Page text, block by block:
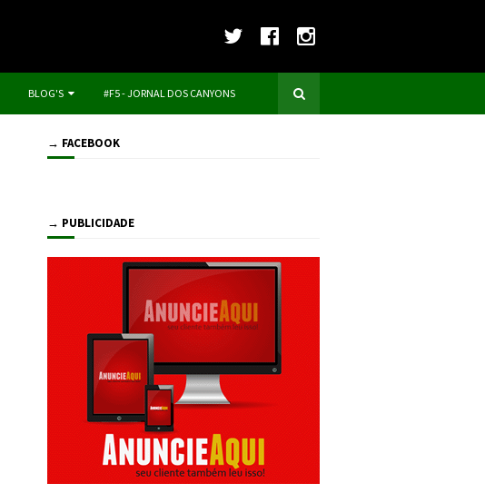
BLOG'S #F5 - JORNAL DOS CANYONS
→ FACEBOOK
→ PUBLICIDADE